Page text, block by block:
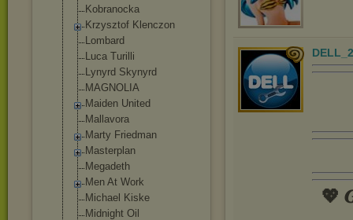
Kobranocka
Krzysztof Klenczon
Lombard
Luca Turilli
Lynyrd Skynyrd
MAGNOLIA
Maiden United
Mallavora
Marty Friedman
Masterplan
Megadeth
Men At Work
Michael Kiske
Midnight Oil
💖